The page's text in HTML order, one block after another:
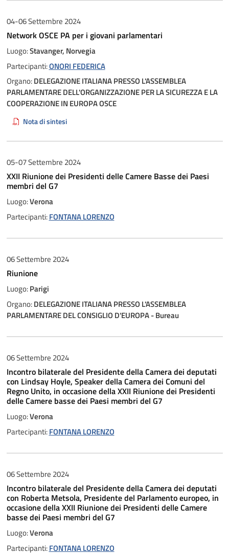
04-06 Settembre 2024
Network OSCE PA per i giovani parlamentari
Luogo:Stavanger, Norvegia
Partecipanti:ONORI FEDERICA
Organo:DELEGAZIONE ITALIANA PRESSO L'ASSEMBLEA
PARLAMENTARE DELL'ORGANIZZAZIONE PER LA SICUREZZA E LA
COOPERAZIONE IN EUROPA OSCE
Nota di sintesi
05-07 Settembre 2024
XXII Riunione dei Presidenti delle Camere Basse dei Paesi
membri del G7
Luogo:Verona
Partecipanti:FONTANA LORENZO
06 Settembre 2024
Riunione
Luogo:Parigi
Organo:DELEGAZIONE ITALIANA PRESSO L'ASSEMBLEA
PARLAMENTARE DEL CONSIGLIO D'EUROPA - Bureau
06 Settembre 2024
Incontro bilaterale del Presidente della Camera dei deputati
con Lindsay Hoyle, Speaker della Camera dei Comuni del
Regno Unito, in occasione della XXII Riunione dei Presidenti
delle Camere basse dei Paesi membri del G7
Luogo:Verona
Partecipanti:FONTANA LORENZO
06 Settembre 2024
Incontro bilaterale del Presidente della Camera dei deputati
con Roberta Metsola, Presidente del Parlamento europeo, in
occasione della XXII Riunione dei Presidenti delle Camere
basse dei Paesi membri del G7
Luogo:Verona
Partecipanti:FONTANA LORENZO